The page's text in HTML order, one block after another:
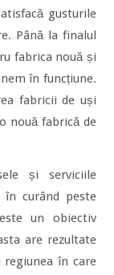
gusturile
Până la finalul
fabrica nouă și
în funcțiune.
fabricii de uși
nouă fabrică de
și serviciile
curând peste
un obiectiv
are rezultate
în care